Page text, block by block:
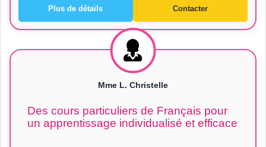
Plus de détails Contacter
Mme L. Christelle
Des cours particuliers de Français pour
un apprentissage individualisé et efficace